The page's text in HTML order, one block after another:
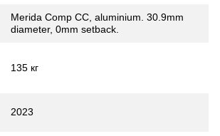
Merida Comp CC, aluminium. 30.9mm
diameter, 0mm setback.
135 кг
2023